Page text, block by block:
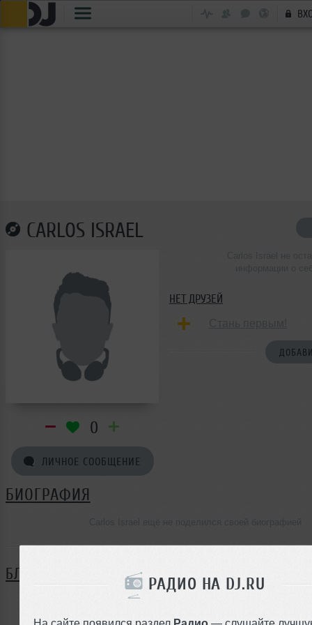
РАДИО НА DJ.RU
На сайте появился раздел Радио — слушайте
CARLOS ISRAEL
0
ЛИЧНОЕ СООБЩЕНИЕ
НЕТ ДРУЗЕЙ
БИОГРАФИЯ
БЛОГ